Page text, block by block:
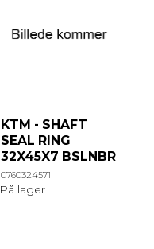
KTM - SHAFT
SEAL RING
32X45X7 BSLNBR
0760324571
På lager